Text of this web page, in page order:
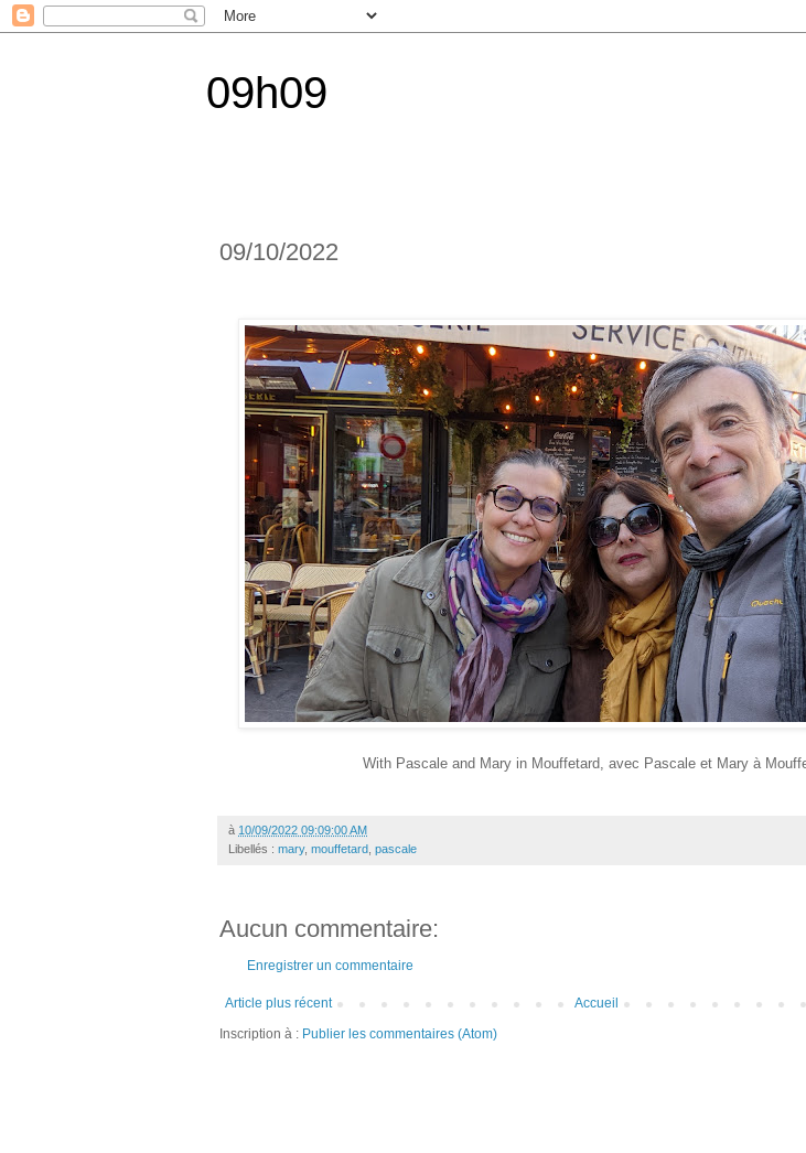
09h09
09/10/2022
With Pascale and Mary in Mouffetard, avec Pascale et Mary à
à 10/09/2022 09:09:00 AM
Libellés : mary, mouffetard pascale
Aucun commentaire:
Enregistrer un commentaire
Article plus récent
Accueil
Inscription à : Publier les commentaires (Atom)